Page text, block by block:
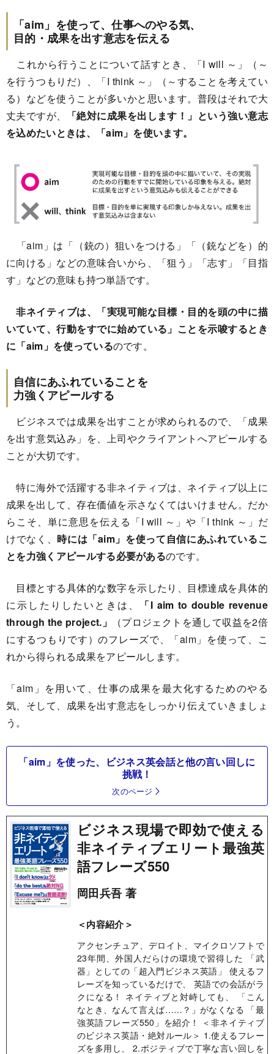
「aim」を使って、仕事へのやる気、
目的・成果を出す意志を伝える
これから行うことについて話すとき、「I will ～」（～
を行うつもりだ）、「I think ～」（～することを考えてい
る）などを使うことが多いかと思います。普段はそれで大
丈夫ですが、
「絶対に成果を出します！」という強い意志
を込めたいときは、「aim」を使います。
「aim」は「（銃の）狙いをつける」「（銃などを）的
に向ける」などの意味合いから、「狙う」「志す」「目指
す」などの意味も持つ単語です。
非ネイティブは、「実現可能な目標・目的を頭の中に描
いていて、行動をすでに始めている」ことを示唆するとき
に「aim」を使っているのです。
自信にあふれていることを
力強くアピールする
ビジネスでは成果を出すことが求められるので、「成果
を出す意気込み」を、上司やクライアントへアピールする
ことが大切です。
特に海外で活躍する非ネイティブは、ネイティブ以上に
成果を出して、存在価値を示さなくてはいけません。だか
らこそ、単に意思を伝える「I will ～」や「I think ～」だ
けでなく、 時には「aim」を使って自信にあふれているこ
とを力強くアピールする必要があるのです。
目標とする具体的な数字を示したり、目標達成を具体的
に示したりしたいときは、
「I aim to double revenue
through the project.」
（プロジェクトを通して収益を2倍
にするつもりです）のフレーズで、「aim」を使って、こ
れから得られる成果をアピールします。
「aim」を用いて、仕事の成果を最大化するためのやる
気、そして、成果を出す意志をしっかり伝えていきましょ
う。
「aim」を使った、ビジネス英会話と他の言い回しに
挑戦！
次のページ
ビジネス現場で即効で使える
非ネイティブエリート最強英
語フレーズ550
岡田兵吾 著
＜内容紹介＞
アクセンチュア、デロイト、マイクロソフトで
23年間、外国人だらけの環境で習得した 「武
器」としての「超入門ビジネス英語」 使えるフ
レーズを知っているだけで、 英語での会話がラ
クになる！ ネイティブと対峙しても、 「こん
なとき、なんて言えば……？」がなくなる 「最
強英語フレーズ550」を紹介！ ＜非ネイティブ
のビジネス英語・絶対ルール＞ 1.使えるフレー
ズを多用し、 2.ポジティブで丁寧な言い回しを